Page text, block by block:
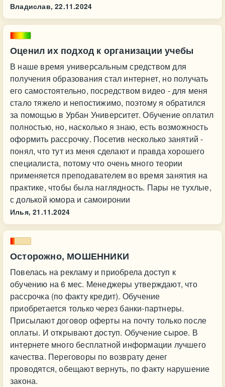
Владислав, 22.11.2024
Оценил их подход к организации учебы
В наше время универсальным средством для
получения образования стал интернет, но получать
его самостоятельно, посредством видео - для меня
стало тяжело и непостижимо, поэтому я обратился
за помощью в Урбан Университет. Обучение оплатил
полностью, но, насколько я знаю, есть возможность
оформить рассрочку. Посетив несколько занятий -
понял, что тут из меня сделают и правда хорошего
специалиста, потому что очень много теории
применяется преподавателем во время занятия на
практике, чтобы была наглядность. Пары не тухлые,
с долькой юмора и самоиронии
Илья, 21.11.2024
Осторожно, МОШЕННИКИ
Повелась на рекламу и приобрела доступ к
обучению на 6 мес. Менеджеры утверждают, что
рассрочка (по факту кредит). Обучение
приобретается только через банки-партнеры.
Присылают договор оферты на почту только после
оплаты. И открывают доступ. Обучение сырое. В
интернете много бесплатной информации лучшего
качества. Переговоры по возврату денег
проводятся, обещают вернуть, по факту нарушение
закона.